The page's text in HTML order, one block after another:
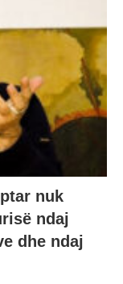
nuk
ndaj
dhe ndaj